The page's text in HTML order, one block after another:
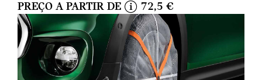
PREÇO A PARTIR DE
i
n
f
o
72,5 €